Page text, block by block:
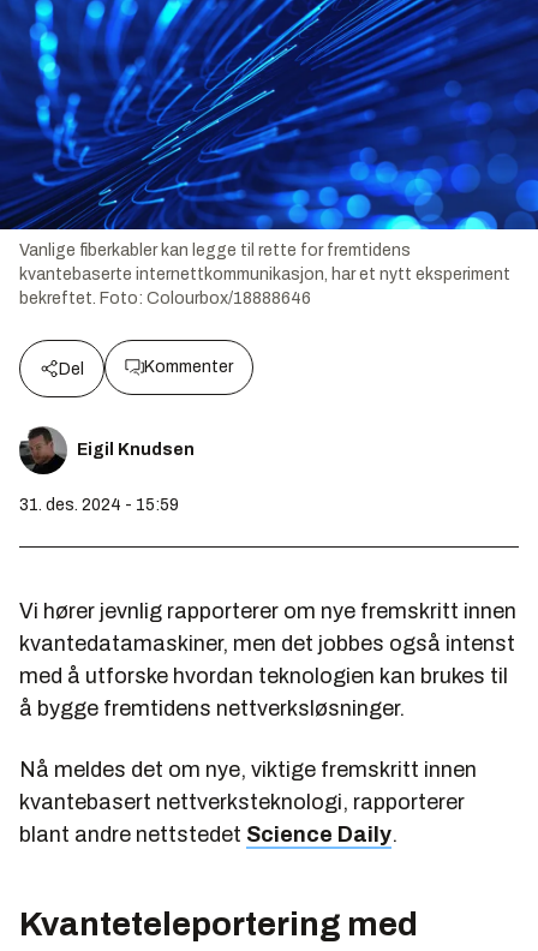
Vanlige fiberkabler kan legge til rette for fremtidens
kvantebaserte internettkommunikasjon, har et nytt eksperiment
bekreftet. Foto: Colourbox/18888646
Del Kommenter
Eigil Knudsen
31. des. 2024 - 15:59
Vi hører jevnlig rapporterer om nye fremskritt innen
kvantedatamaskiner, men det jobbes også intenst
med å utforske hvordan teknologien kan brukes til
å bygge fremtidens nettverksløsninger.
Nå meldes det om nye, viktige fremskritt innen
kvantebasert nettverksteknologi, rapporterer
blant andre nettstedet Science Daily.
Kvanteteleportering med